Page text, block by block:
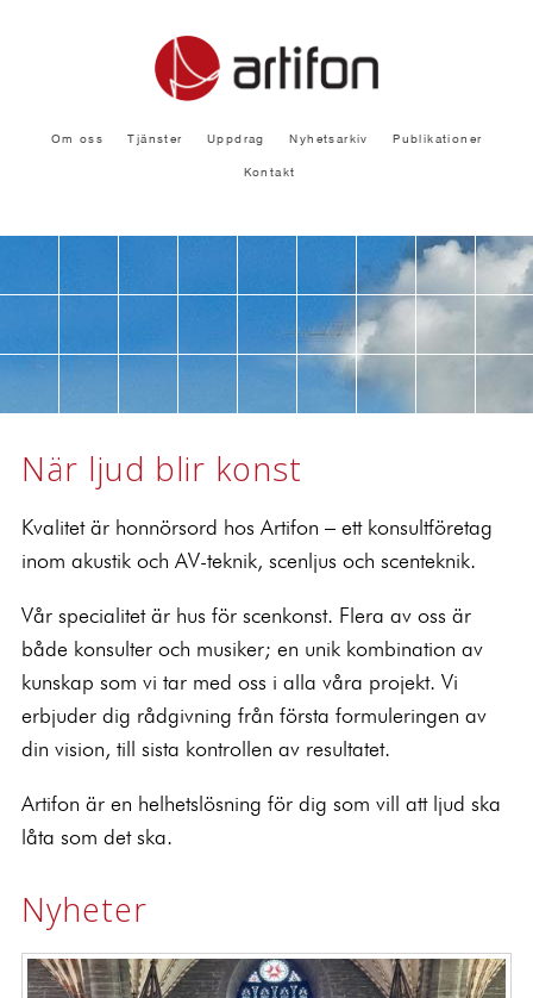
Om oss Tjänster Uppdrag Nyhetsarkiv Publikationer
Kontakt
När ljud blir konst
Kvalitet är honnörsord hos Artifon – ett konsultföretag
inom akustik och AV-teknik, scenljus och scenteknik.
Vår specialitet är hus för scenkonst. Flera av oss är
både konsulter och musiker; en unik kombination av
kunskap som vi tar med oss i alla våra projekt. Vi
erbjuder dig rådgivning från första formuleringen av
din vision, till sista kontrollen av resultatet.
Artifon är en helhetslösning för dig som vill att ljud ska
låta som det ska.
Nyheter